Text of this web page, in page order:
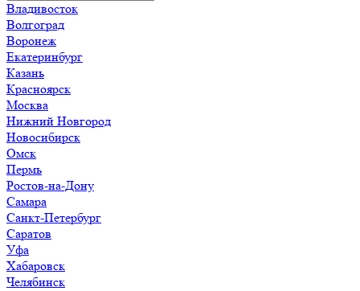
Владивосток
Волгоград
Воронеж
Екатеринбург
Казань
Красноярск
Москва
Нижний Новгород
Новосибирск
Омск
Пермь
Ростов-на-Дону
Самара
Санкт-Петербург
Саратов
Уфа
Хабаровск
Челябинск